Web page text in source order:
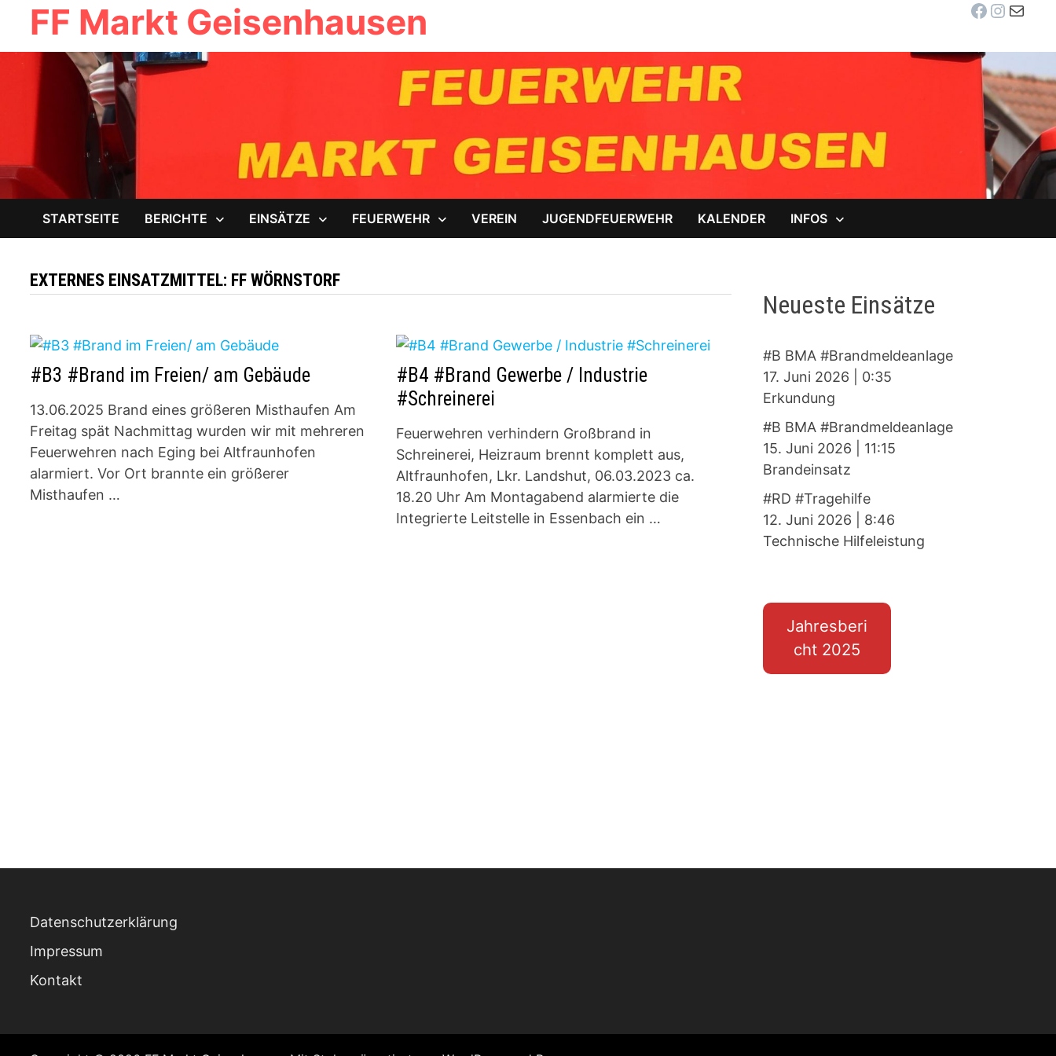
Inhalt
springen
FF Markt Geisenhausen Facebook
E-Mail
STARTSEITE BERICHTE EINSÄTZE FEUERWEHR VEREIN JUGENDFEUERWEHR KALENDER INFOS
EXTERNES EINSATZMITTEL: FF WÖRNSTORF
#B3 #Brand im Freien/ am Gebäude
13.06.2025 Brand eines größeren Misthaufen Am
Freitag spät Nachmittag wurden wir mit mehreren
Feuerwehren nach Eging bei Altfraunhofen
alarmiert. Vor Ort brannte ein größerer
Misthaufen …
#B4 #Brand Gewerbe / Industrie
#Schreinerei
Feuerwehren verhindern Großbrand in
Schreinerei, Heizraum brennt komplett aus,
Altfraunhofen, Lkr. Landshut, 06.03.2023 ca.
18.20 Uhr Am Montagabend alarmierte die
Integrierte Leitstelle in Essenbach ein …
Neueste Einsätze
#B BMA #Brandmeldeanlage
17. Juni 2026
0:35
Erkundung
#B BMA #Brandmeldeanlage
15. Juni 2026
11:15
Brandeinsatz
#RD #Tragehilfe
12. Juni 2026
8:46
Technische Hilfeleistung
Jahresberi
cht 2025
Datenschutzerklärung
Impressum
Kontakt